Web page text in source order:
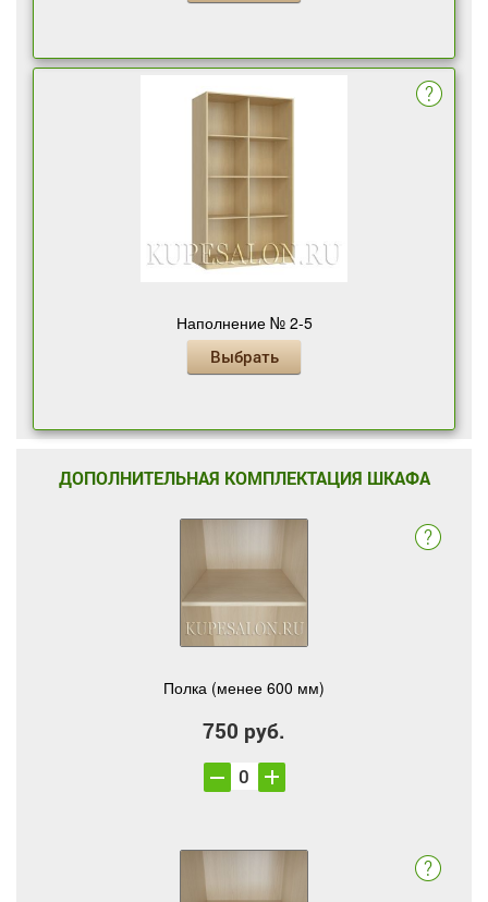
Наполнение № 2-5
Выбрать
ДОПОЛНИТЕЛЬНАЯ КОМПЛЕКТАЦИЯ ШКАФА
Полка (менее 600 мм)
750 руб.